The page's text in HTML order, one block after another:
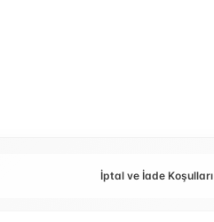
İptal ve İade Koşulları